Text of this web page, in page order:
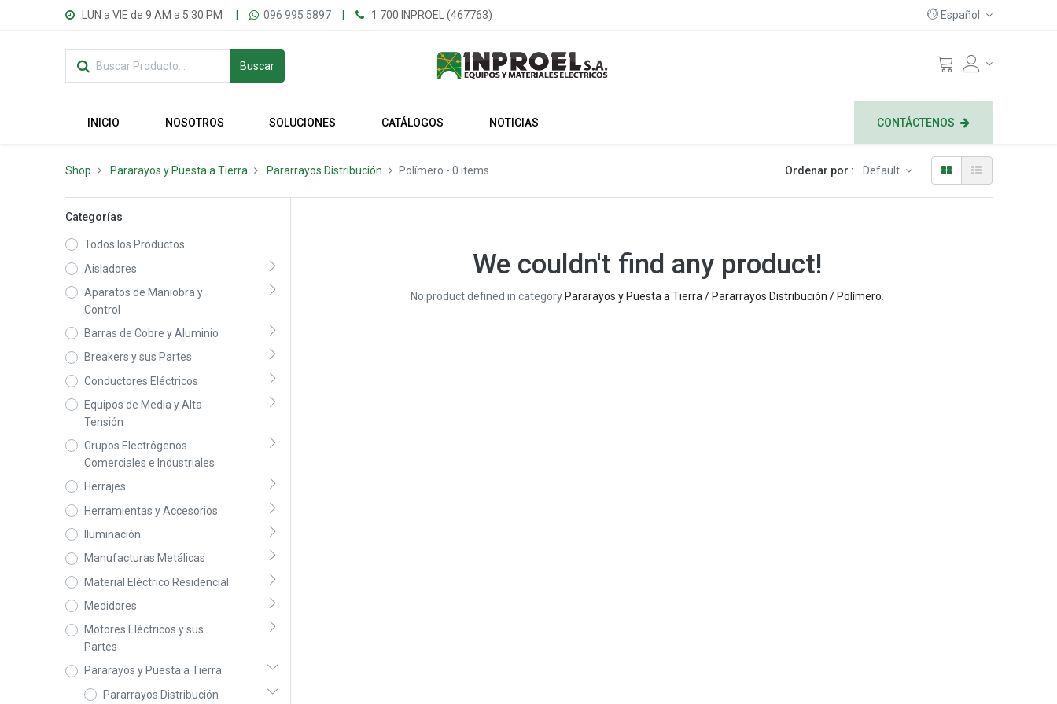
LUN a VIE de 9 AM a 5:30 PM 096 995 5897 1 700 INPROEL (467763) Español
Buscar
INICIO NOSOTROS SOLUCIONES CATÁLOGOS NOTICIAS CONTÁCTENOS
Shop Pararayos y Puesta a Tierra Pararrayos Distribución Polímero - 0 items Ordenar por : Default
Categorías
Todos los Productos
Aisladores
Aparatos de Maniobra y
Control
Barras de Cobre y Aluminio
Breakers y sus Partes
Conductores Eléctricos
Equipos de Media y Alta
Tensión
Grupos Electrógenos
Comerciales e Industriales
Herrajes
Herramientas y Accesorios
Iluminación
Manufacturas Metálicas
Material Eléctrico Residencial
Medidores
Motores Eléctricos y sus
Partes
Pararayos y Puesta a Tierra
Pararrayos Distribución
We couldn't find any product!
No product defined in category Pararayos y Puesta a Tierra / Pararrayos Distribución / Polímero